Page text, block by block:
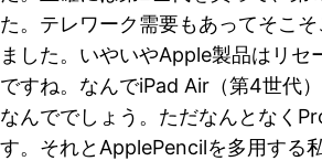
た。テレワーク需要もあってそこ
ました。いやいやApple製品はリセ
ですね。なんでiPad Air（第4世代）
なんででしょう。ただなんとなく
す。それとApplePencilを多用する